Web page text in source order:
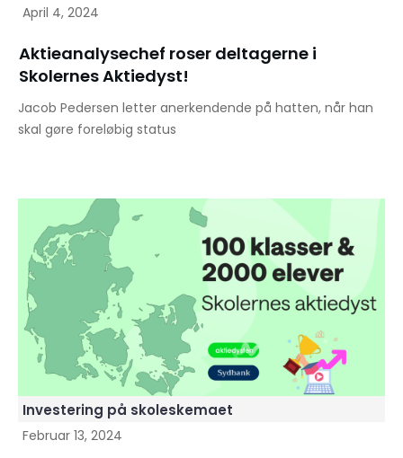
April 4, 2024
Aktieanalysechef roser deltagerne i
Skolernes Aktiedyst!
Jacob Pedersen letter anerkendende på hatten, når han
skal gøre foreløbig status
Investering på skoleskemaet
Februar 13, 2024